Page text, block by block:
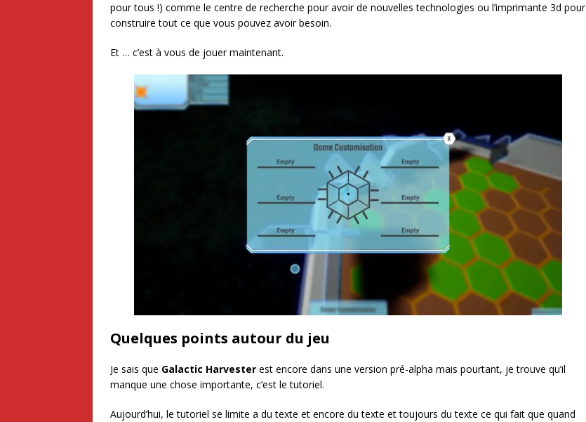
pour tous !) comme le centre de recherche pour avoir de nouvelles technologies ou l’imprimante 3d pour
construire tout ce que vous pouvez avoir besoin.
Et … c’est à vous de jouer maintenant.
Quelques points autour du jeu
Je sais que Galactic Harvester est encore dans une version pré-alpha mais pourtant, je trouve qu’il
manque une chose importante, c’est le tutoriel.
Aujourd’hui, le tutoriel se limite a du texte et encore du texte et toujours du texte ce qui fait que quand